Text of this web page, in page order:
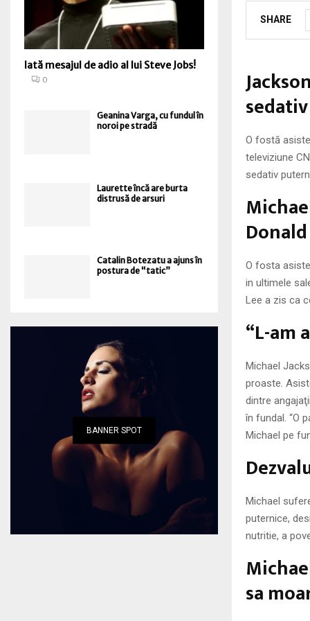
SHARE
O fostă
televiziune
sedativ
O fosta
in ultimele
Lee a zis ca
“L-am
Michael
proaste.
dintre
în fundal. “O
Michael pe
Michael
puternice,
nutritie, a
sa
Iată mesajul de adio al lui Steve Jobs!
0
Geanina Varga, cu fundul în
noroi pe stradă
Laurette încă are burta
distrusă de arsuri
Catalin Botezatu a ajuns în
postura de “tatic”
BANNER SPOT